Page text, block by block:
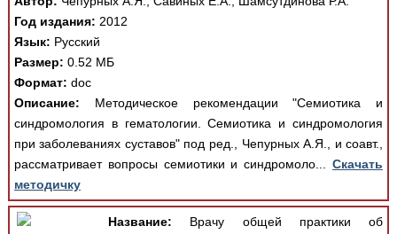
Год издания: 2012
Язык: Русский
Размер: 0.52 МБ
Формат: doc
Описание: Методическое рекомендации "Семиотика и
синдромология в гематологии. Семиотика и синдромология
при заболеваниях суставов" под ред., Чепурных А.Я., и соавт.,
рассматривает вопросы семиотики и синдромоло...Скачать
методичку
Название: Врачу общей практики об